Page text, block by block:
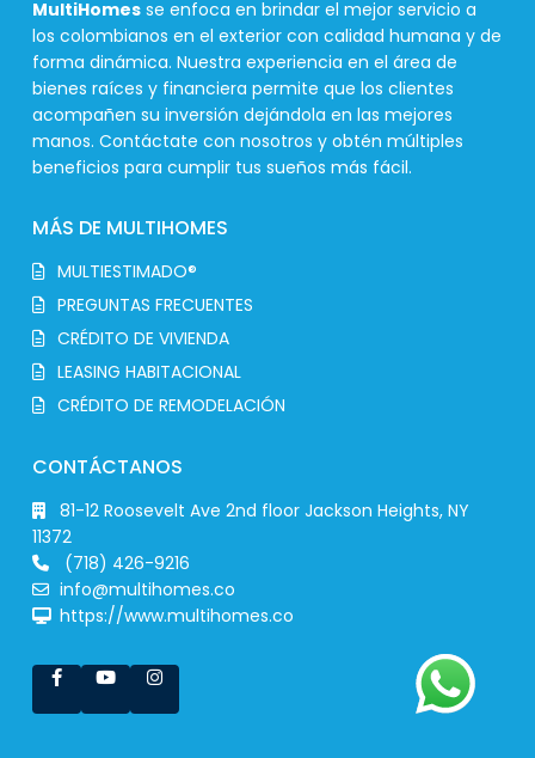
MultiHomes se enfoca en brindar el mejor servicio a
los colombianos en el exterior con calidad humana y de
forma dinámica. Nuestra experiencia en el área de
bienes raíces y financiera permite que los clientes
acompañen su inversión dejándola en las mejores
manos. Contáctate con nosotros y obtén múltiples
beneficios para cumplir tus sueños más fácil.
MÁS DE MULTIHOMES
MULTIESTIMADO®
PREGUNTAS FRECUENTES
CRÉDITO DE VIVIENDA
LEASING HABITACIONAL
CRÉDITO DE REMODELACIÓN
CONTÁCTANOS
81-12 Roosevelt Ave 2nd floor Jackson Heights, NY
11372
(718) 426-9216
info@multihomes.co
https://www.multihomes.co